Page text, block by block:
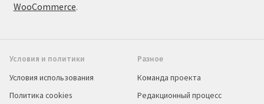
WooCommerce.
Условия и политики
Условия использования
Политика cookies
Разное
Команда проекта
Редакционный процесс